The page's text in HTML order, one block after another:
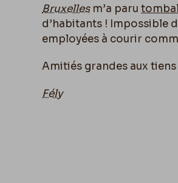
Bruxellesm’a paru tombal
d’habitants ! Impossible
employées à courir
Amitiés grandes aux tiens
Fély